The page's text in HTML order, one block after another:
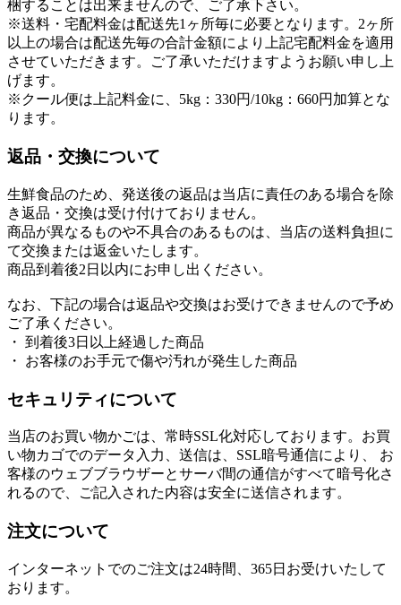
梱することは出来ませんので、ご了承下さい。
※送料・宅配料金は配送先1ヶ所毎に必要となります。2ヶ所
以上の場合は配送先毎の合計金額により上記宅配料金を適用
させていただきます。ご了承いただけますようお願い申し上
げます。
※クール便は上記料金に、5kg：330円/10kg：660円加算とな
ります。
返品・交換について
生鮮食品のため、発送後の返品は当店に責任のある場合を除
き返品・交換は受け付けておりません。
商品が異なるものや不具合のあるものは、当店の送料負担に
て交換または返金いたします。
商品到着後2日以内にお申し出ください。
なお、下記の場合は返品や交換はお受けできませんので予め
ご了承ください。
・ 到着後3日以上経過した商品
・ お客様のお手元で傷や汚れが発生した商品
セキュリティについて
当店のお買い物かごは、常時SSL化対応しております。お買
い物カゴでのデータ入力、送信は、SSL暗号通信により、 お
客様のウェブブラウザーとサーバ間の通信がすべて暗号化さ
れるので、ご記入された内容は安全に送信されます。
注文について
インターネットでのご注文は24時間、365日お受けいたして
おります。